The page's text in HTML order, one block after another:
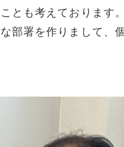
とも考えております
部署を作りまして、